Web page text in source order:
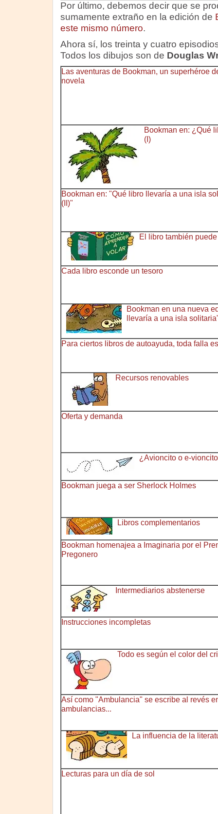
Por último, debemos decir que se
sumamente extraño en la edición de
este mismo número.
Ahora sí, los treinta y cuatro
Todos los dibujos son de Douglas
Las aventuras de Bookman, un superhéroe
novela
Bookman en: ¿Qué
(I)
Bookman en: "Qué libro llevaría a una isla
(II)"
El libro también
Cada libro esconde un tesoro
Bookman en una nueva
llevaría a una isla
Para ciertos libros de autoayuda, toda falla
Recursos renovables
Oferta y demanda
¿Avioncito o e-
Bookman juega a ser Sherlock Holmes
Libros complementarios
Bookman homenajea a Imaginaria por el
Pregonero
Intermediarios abstenerse
Instrucciones incompletas
Todo es según el color del
Así como "Ambulancia" se escribe al revés
ambulancias...
La influencia de la
Lecturas para un día de sol